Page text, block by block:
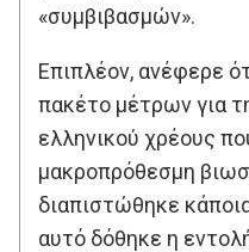
«συμβιβασμών».
Επιπλέον, ανέφερε
πακέτο μέτρων για
ελληνικού χρέους
μακροπρόθεσμη
διαπιστώθηκε
αυτό δόθηκε η